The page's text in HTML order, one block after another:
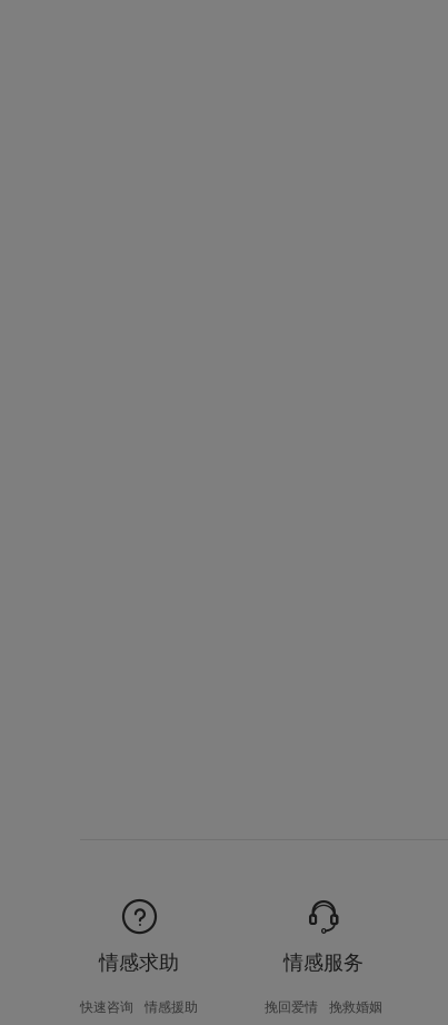
情感求助
快速咨询 情感援助
情感服务
挽回爱情 挽救婚姻